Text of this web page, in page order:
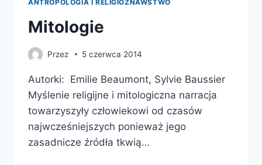
ANTROPOLOGIA I RELIGIOZNAWSTWO
Mitologie
Przez 5 czerwca 2014
Autorki: Emilie Beaumont, Sylvie Baussier
Myślenie religijne i mitologiczna narracja
towarzyszyły człowiekowi od czasów
najwcześniejszych ponieważ jego
zasadnicze źródła tkwią…